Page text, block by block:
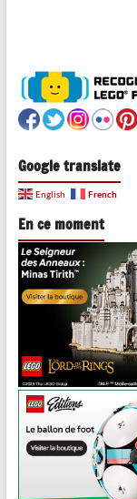
Google translate
English French
En ce moment